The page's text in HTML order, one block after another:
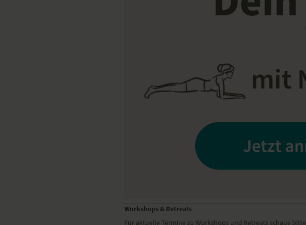
Workshops & Retreats
Für aktuelle Termine zu Workshops und Retreats schaue bitte